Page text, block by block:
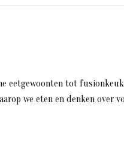
eetgewoonten tot
we eten en denken over